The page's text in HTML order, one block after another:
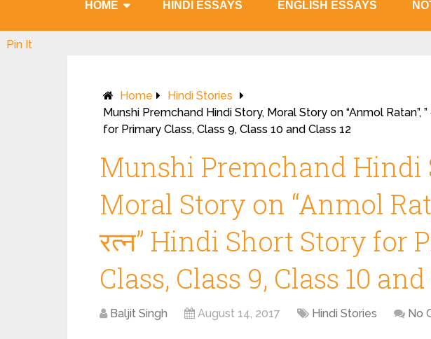
HOME HINDI ESSAYS ENGLISH ESSAYS
Home
Hindi Stories
Munshi Premchand Hindi Story, Moral Story on “Anmol Ratan”, ”
for Primary Class, Class 9, Class 10 and Class 12
Munshi Premchand Hindi
Moral Story on “Anmol
रत्न” Hindi Short Story for
Class, Class 9, Class 10
Baljit Singh August 14, 2017 Hindi Stories No
Pin It